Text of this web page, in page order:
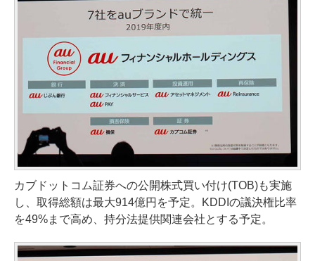
カブドットコム証券への公開株式買い付け(TOB)も実施
し、取得総額は最大914億円を予定。KDDIの議決権比率
を49%まで高め、持分法提供関連会社とする予定。